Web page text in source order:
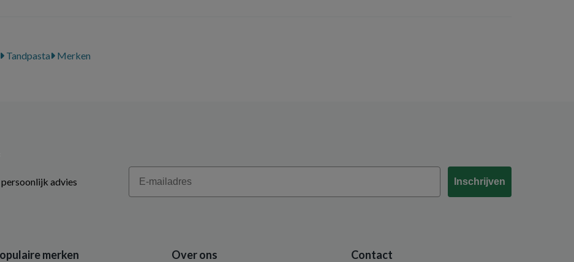
Tandpasta Merken
advies
Email
Inschrijven
merken Over ons Contact